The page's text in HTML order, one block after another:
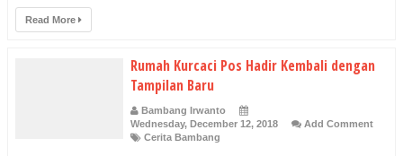
Read More
Rumah Kurcaci Pos Hadir Kembali dengan
Tampilan Baru
Bambang Irwanto
Wednesday, December 12, 2018
Add Comment
Cerita Bambang